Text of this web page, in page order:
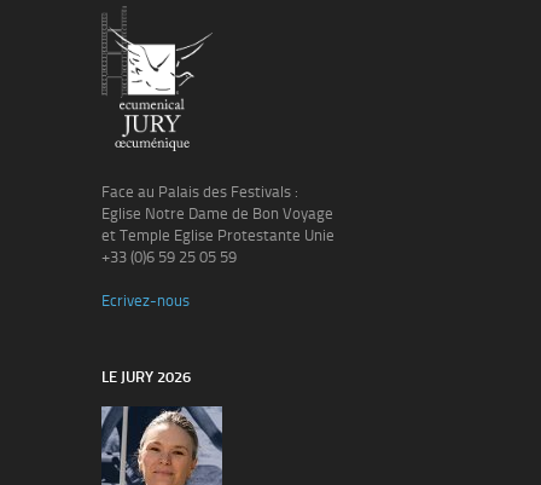
Face au Palais des Festivals :
Eglise Notre Dame de Bon Voyage
et Temple Eglise Protestante Unie
+33 (0)6 59 25 05 59
Ecrivez-nous
LE JURY 2026